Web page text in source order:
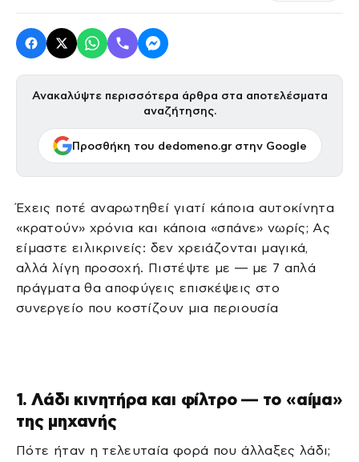
Ανακαλύψτε περισσότερα άρθρα στα αποτελέσματα
αναζήτησης.
Προσθήκη του dedomeno.gr στην Google
Έχεις ποτέ αναρωτηθεί γιατί κάποια αυτοκίνητα
«κρατούν» χρόνια και κάποια «σπάνε» νωρίς; Ας
είμαστε ειλικρινείς: δεν χρειάζονται μαγικά,
αλλά λίγη προσοχή. Πιστέψτε με — με 7 απλά
πράγματα θα αποφύγεις επισκέψεις στο
συνεργείο που κοστίζουν μια περιουσία
1. Λάδι κινητήρα και φίλτρο — το «αίμα»
της μηχανής
Πότε ήταν η τελευταία φορά που άλλαξες λάδι;